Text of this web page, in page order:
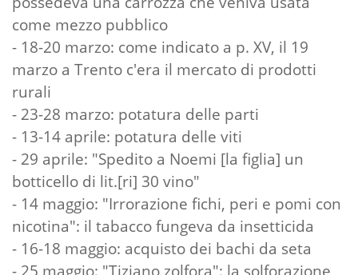
come mezzo pubblico
- 18-20 marzo: come indicato a p. XV, il 19
marzo a Trento c'era il mercato di prodotti
rurali
- 23-28 marzo: potatura delle parti
- 13-14 aprile: potatura delle viti
- 29 aprile: "Spedito a Noemi [la figlia] un
botticello di lit.[ri] 30 vino"
- 14 maggio: "Irrorazione fichi, peri e pomi con
nicotina": il tabacco fungeva da insetticida
- 16-18 maggio: acquisto dei bachi da seta
- 25 maggio: "Tiziano zolfora": la solforazione